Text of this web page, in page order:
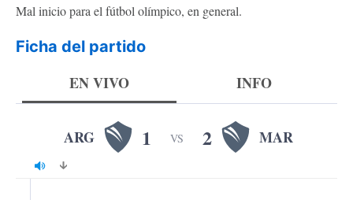
Mal inicio para el fútbol olímpico, en general.
Ficha del partido